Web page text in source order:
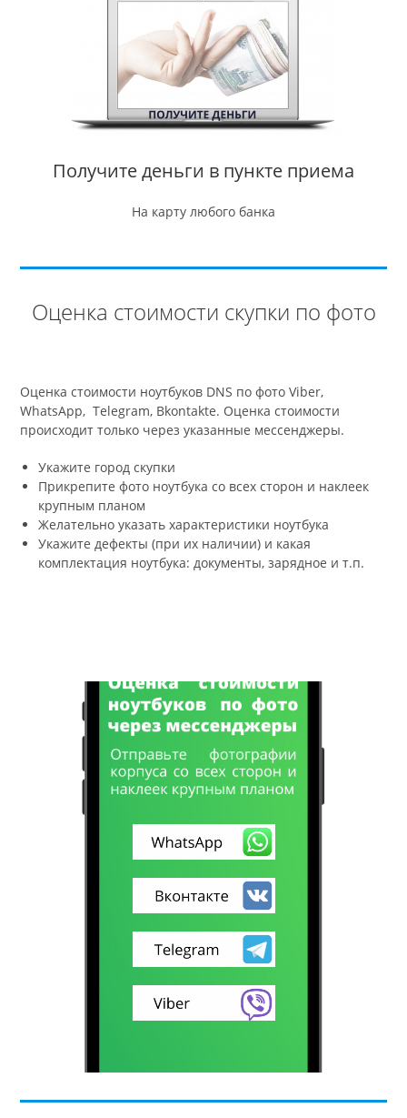
Получите деньги в пункте приема
На карту любого банка
Оценка стоимости скупки по фото
Оценка стоимости ноутбуков DNS по фото Viber,
WhatsApp, Telegram, Bkontakte. Оценка стоимости
происходит только через указанные мессенджеры.
Укажите город скупки
Прикрепите фото ноутбука со всех сторон и наклеек
крупным планом
Желательно указать характеристики ноутбука
Укажите дефекты (при их наличии) и какая
комплектация ноутбука: документы, зарядное и т.п.